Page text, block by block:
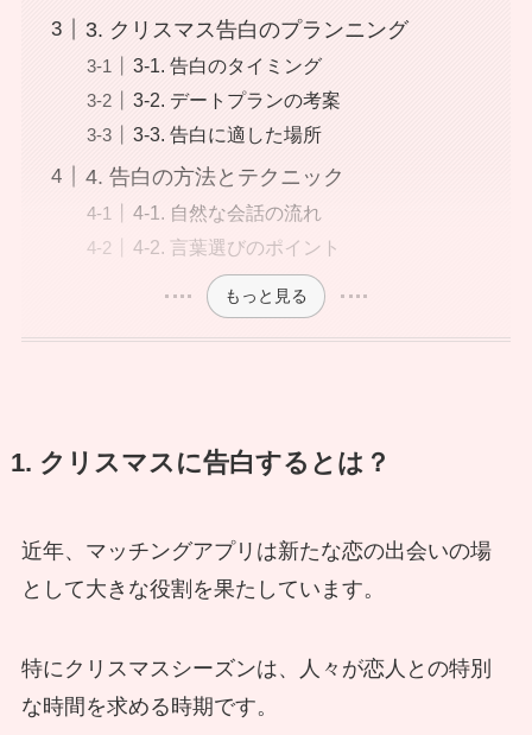
3. クリスマス告白のプランニング
3-1. 告白のタイミング
3-2. デートプランの考案
3-3. 告白に適した場所
4. 告白の方法とテクニック
4-1. 自然な会話の流れ
4-2. 言葉選びのポイント
もっと見る
1. クリスマスに告白するとは？
近年、マッチングアプリは新たな恋の出会いの場
として大きな役割を果たしています。
特にクリスマスシーズンは、人々が恋人との特別
な時間を求める時期です。